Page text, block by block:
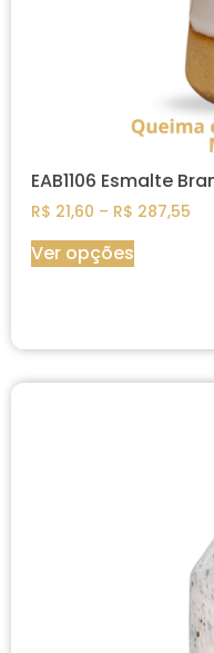
EAB1106 Esmalte
R$ 21,60 – R$ 287,55
Ver opções